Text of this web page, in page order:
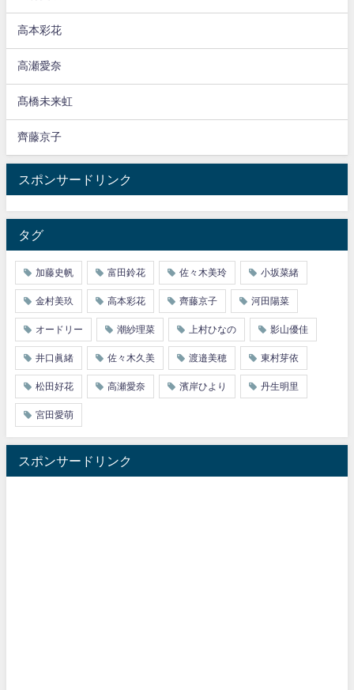
高本彩花
高瀬愛奈
髙橋未来虹
齊藤京子
スポンサードリンク
タグ
加藤史帆 富田鈴花 佐々木美玲 小坂菜緒
金村美玖 高本彩花 齊藤京子 河田陽菜
オードリー 潮紗理菜 上村ひなの 影山優佳
井口眞緒 佐々木久美 渡邉美穂 東村芽依
松田好花 高瀬愛奈 濱岸ひより 丹生明里
宮田愛萌
スポンサードリンク